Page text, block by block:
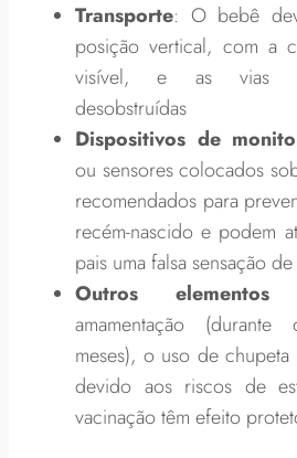
Transporte: O bebê
posição vertical, com a
visível, e as vias
desobstruídas
Dispositivos de
ou sensores colocados
recomendados para
recém-nascido e podem
pais uma falsa sensação
Outros elementos
amamentação
meses), o uso de
devido aos riscos de
vacinação têm efeito